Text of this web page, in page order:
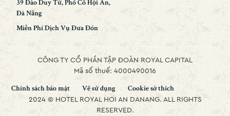
39 Đào Duy Từ, Phố Cổ Hội An,
Đà Nẵng
Miễn Phí Dịch Vụ Đưa Đón
CÔNG TY CỔ PHẦN TẬP ĐOÀN ROYAL CAPITAL
Mã số thuế: 4000490016
Chính sách bảo mật Về sử dụng Cookie sở thích
2024 © HOTEL ROYAL HOI AN DANANG. ALL RIGHTS
RESERVED.